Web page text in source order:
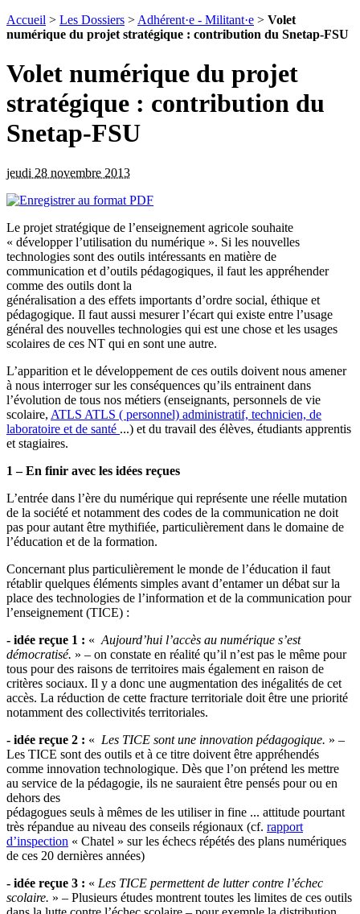
Accueil > Les Dossiers > Adhérent·e - Militant·e > Volet
numérique du projet stratégique : contribution du Snetap-FSU
Volet numérique du projet
stratégique : contribution du
Snetap-FSU
jeudi 28 novembre 2013
Le projet stratégique de l’enseignement agricole souhaite
« développer l’utilisation du numérique ». Si les nouvelles
technologies sont des outils intéressants en matière de
communication et d’outils pédagogiques, il faut les appréhender
comme des outils dont la
généralisation a des effets importants d’ordre social, éthique et
pédagogique. Il faut aussi mesurer l’écart qui existe entre l’usage
général des nouvelles technologies qui est une chose et les usages
scolaires de ces NT qui en sont une autre.
L’apparition et le développement de ces outils doivent nous amener
à nous interroger sur les conséquences qu’ils entrainent dans
l’évolution de tous nos métiers (enseignants, personnels de vie
scolaire, ATLS ATLS ( personnel) administratif, technicien, de
laboratoire et de santé ...) et du travail des élèves, étudiants apprentis
et stagiaires.
1 – En finir avec les idées reçues
L’entrée dans l’ère du numérique qui représente une réelle mutation
de la société et notamment des codes de la communication ne doit
pas pour autant être mythifiée, particulièrement dans le domaine de
l’éducation et de la formation.
Concernant plus particulièrement le monde de l’éducation il faut
rétablir quelques éléments simples avant d’entamer un débat sur la
place des technologies de l’information et de la communication pour
l’enseignement (TICE) :
- idée reçue 1 : « Aujourd’hui l’accès au numérique s’est
démocratisé. » – on constate en réalité qu’il n’est pas le même pour
tous pour des raisons de territoires mais également en raison de
critères sociaux. Il y a donc une augmentation des inégalités de cet
accès. La réduction de cette fracture territoriale doit être une priorité
notamment des collectivités territoriales.
- idée reçue 2 : « Les TICE sont une innovation pédagogique. » –
Les TICE sont des outils et à ce titre doivent être appréhendés
comme innovation technologique. Dès que l’on prétend les mettre
au service de la pédagogie, ils ne sauraient être pensés pour ou en
dehors des
pédagogues seuls à mêmes de les utiliser in fine ... attitude pourtant
très répandue au niveau des conseils régionaux (cf. rapport
d’inspection « Chatel » sur les échecs répétés des plans numériques
de ces 20 dernières années)
- idée reçue 3 : « Les TICE permettent de lutter contre l’échec
scolaire. » – Plusieurs études montrent toutes les limites de ces outils